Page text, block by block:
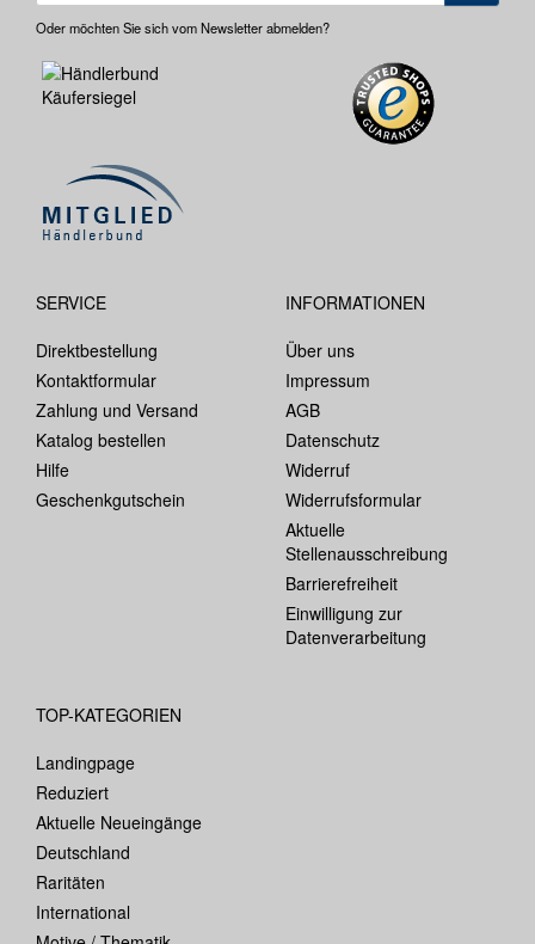
Oder möchten Sie sich vom Newsletter abmelden?
SERVICE
Direktbestellung
Kontaktformular
Zahlung und Versand
Katalog bestellen
Hilfe
Geschenkgutschein
INFORMATIONEN
Über uns
Impressum
AGB
Datenschutz
Widerruf
Widerrufsformular
Aktuelle
Stellenausschreibung
Barrierefreiheit
Einwilligung zur
Datenverarbeitung
TOP-KATEGORIEN
Landingpage
Reduziert
Aktuelle Neueingänge
Deutschland
Raritäten
International